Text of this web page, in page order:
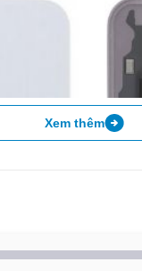
Xem thêm